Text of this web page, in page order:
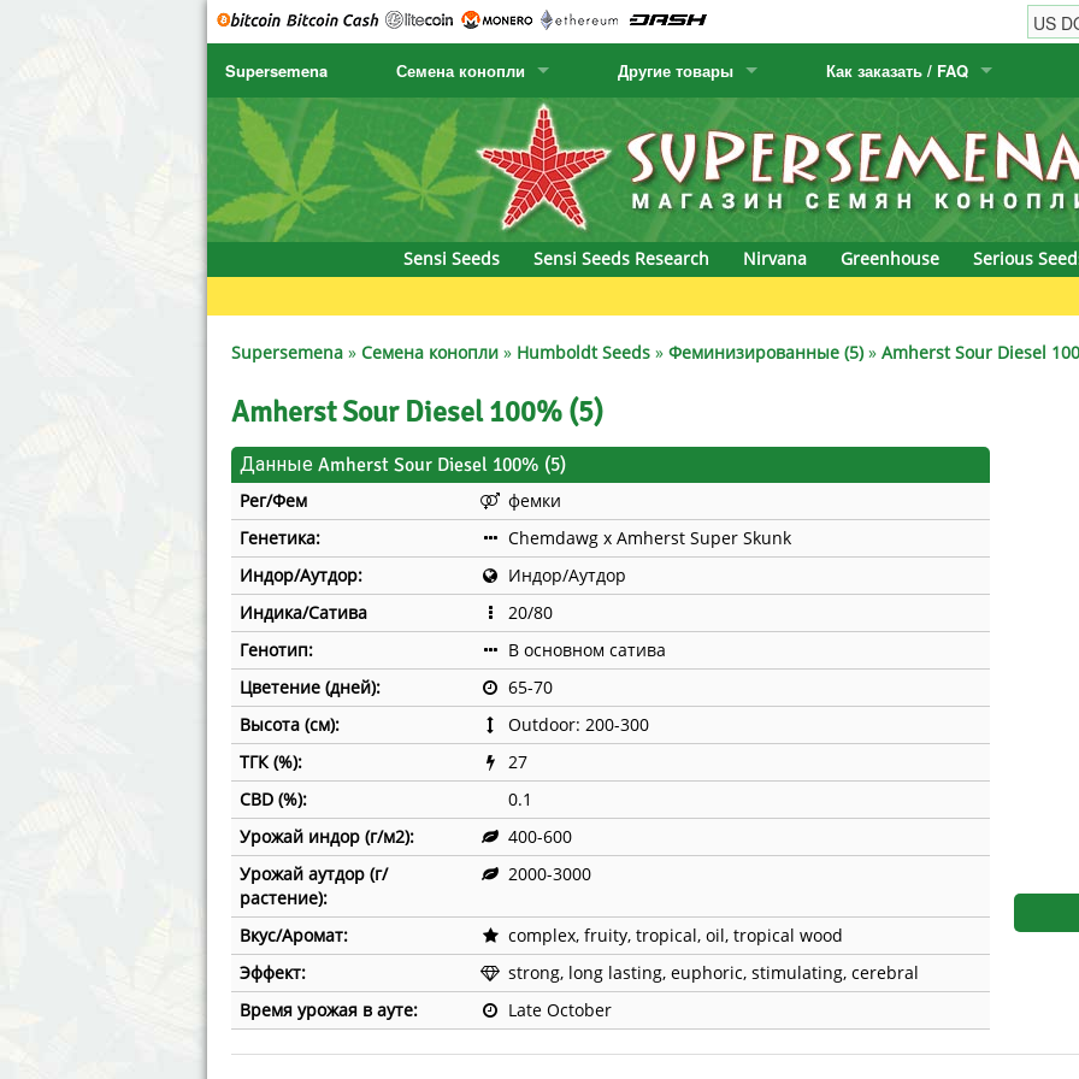
Supersemena Семена конопли
SENSI SEEDS
SENSI SEEDS RESEARCH
NIRVANA
SERIOUS SEEDS
SPLIFF SEEDS
Ace Seeds
Anaconda Seeds
Annabelle´s Garden
Barney´s Farm
Blimburn Seeds
Bulk Seed Bank
Bulldog Seeds
Cannabella Genetics
CBD Crew
Chronic & Caviar
Delicious Seeds
Dr. Underground Seeds
Dutch Passion
Empire Seeds
Exotic Seeds
Fast Buds
Female Seeds
G13 Labs
Genehtik Seeds
Green Bodhi
House of the Great Gardener
Humboldt Seed Company
Humboldt Seeds
Hyp3rids
krauTHCollective
Mallorca Seeds
Medical Seeds Co.
Paradise Seeds
Positronics
Prana Medical
Pyramid Seeds
Ripper Seeds
Samsara Seeds
Seed Stockers
Silent Seeds
Söllner -
Strain Hunters
Другие товары
Семена кактусов
Канарские растения
Как заказать / FAQ
Как заказать
Виды / цены доставки
Sensi Seeds
Sensi Seeds Research Nirvana Greenhouse Serious
Supersemena » Семена конопли » Humboldt Seeds » Феминизированные (5)» Amherst Sour Diesel
Amherst Sour Diesel 100% (5)
Данные Amherst Sour Diesel 100% (5)
Рег/Фем
фемки
Генетика:
Chemdawg x Amherst Super Skunk
Индор/Аутдор:
Индор/Аутдор
Индика/Сатива
20/80
Генотип:
В основном сатива
Цветение (дней):
65-70
Высота (см):
Outdoor: 200-300
ТГК (%):
27
CBD (%):
0.1
Урожай индор (г/м2):
400-600
Урожай аутдор (г/
растение):
2000-3000
Вкус/Аромат:
complex, fruity, tropical, oil, tropical wood
Эффект:
strong, long lasting, euphoric, stimulating, cerebral
Время урожая в ауте:
Late October